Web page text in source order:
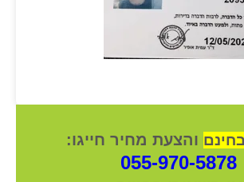
והצעת מחיר חייגו:
055-970-5878